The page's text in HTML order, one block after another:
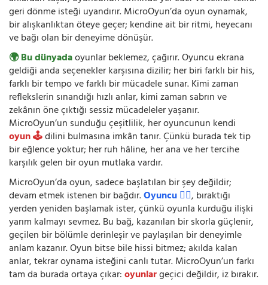
geri dönme isteği uyandırır. MicroOyun’da oyun oynamak,
bir alışkanlıktan öteye geçer; kendine ait bir ritmi, heyecanı
ve bağı olan bir deneyime dönüşür.
🌍 Bu dünyadaoyunlar beklemez, çağırır. Oyuncu ekrana
geldiği anda seçenekler karşısına dizilir; her biri farklı bir his,
farklı bir tempo ve farklı bir mücadele sunar. Kimi zaman
reflekslerin sınandığı hızlı anlar, kimi zaman sabrın ve
zekânın öne çıktığı sessiz mücadeleler yaşanır.
MicroOyun’un sunduğu çeşitlilik, her oyuncunun kendi
oyun 🕹️dilini bulmasına imkân tanır. Çünkü burada tek tip
bir eğlence yoktur; her ruh hâline, her ana ve her tercihe
karşılık gelen bir oyun mutlaka vardır.
MicroOyun’da oyun, sadece başlatılan bir şey değildir;
devam etmek istenen bir bağdır.Oyuncu 🧍‍♂️, bıraktığı
yerden yeniden başlamak ister, çünkü oyunla kurduğu ilişki
yarım kalmayı sevmez. Bu bağ, kazanılan bir skorla güçlenir,
geçilen bir bölümle derinleşir ve paylaşılan bir deneyimle
anlam kazanır. Oyun bitse bile hissi bitmez; akılda kalan
anlar, tekrar oynama isteğini canlı tutar. MicroOyun’un farkı
tam da burada ortaya çıkar:oyunlargeçici değildir, iz bırakır.